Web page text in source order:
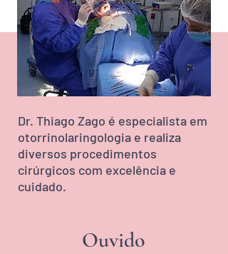
Dr. Thiago Zago é especialista em
otorrinolaringologia e realiza
diversos procedimentos
cirúrgicos com excelência e
cuidado.
Ouvido